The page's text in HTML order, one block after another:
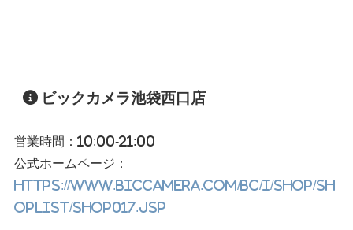
ビックカメラ池袋西口店
営業時間：10:00-21:00
公式ホームページ：
https://www.biccamera.com/bc/i/shop/sh
oplist/shop017.jsp